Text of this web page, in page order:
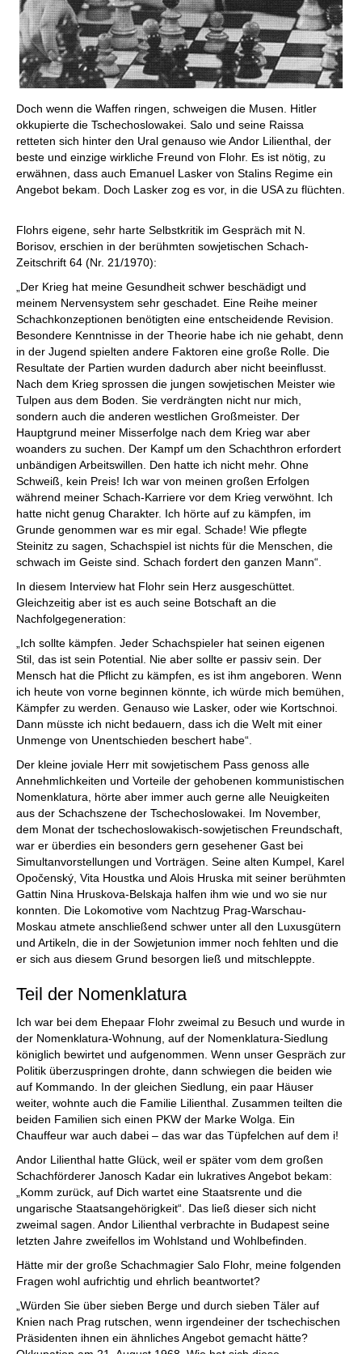
Doch wenn die Waffen ringen, schweigen die Musen. Hitler
okkupierte die Tschechoslowakei. Salo und seine Raissa
retteten sich hinter den Ural genauso wie Andor Lilienthal, der
beste und einzige wirkliche Freund von Flohr. Es ist nötig, zu
erwähnen, dass auch Emanuel Lasker von Stalins Regime ein
Angebot bekam. Doch Lasker zog es vor, in die USA zu flüchten.
Flohrs eigene, sehr harte Selbstkritik im Gespräch mit N.
Borisov, erschien in der berühmten sowjetischen Schach-
Zeitschrift 64 (Nr. 21/1970):
„Der Krieg hat meine Gesundheit schwer beschädigt und
meinem Nervensystem sehr geschadet. Eine Reihe meiner
Schachkonzeptionen benötigten eine entscheidende Revision.
Besondere Kenntnisse in der Theorie habe ich nie gehabt, denn
in der Jugend spielten andere Faktoren eine große Rolle. Die
Resultate der Partien wurden dadurch aber nicht beeinflusst.
Nach dem Krieg sprossen die jungen sowjetischen Meister wie
Tulpen aus dem Boden. Sie verdrängten nicht nur mich,
sondern auch die anderen westlichen Großmeister. Der
Hauptgrund meiner Misserfolge nach dem Krieg war aber
woanders zu suchen. Der Kampf um den Schachthron erfordert
unbändigen Arbeitswillen. Den hatte ich nicht mehr. Ohne
Schweiß, kein Preis! Ich war von meinen großen Erfolgen
während meiner Schach-Karriere vor dem Krieg verwöhnt. Ich
hatte nicht genug Charakter. Ich hörte auf zu kämpfen, im
Grunde genommen war es mir egal. Schade! Wie pflegte
Steinitz zu sagen, Schachspiel ist nichts für die Menschen, die
schwach im Geiste sind. Schach fordert den ganzen Mann“.
In diesem Interview hat Flohr sein Herz ausgeschüttet.
Gleichzeitig aber ist es auch seine Botschaft an die
Nachfolgegeneration:
„Ich sollte kämpfen. Jeder Schachspieler hat seinen eigenen
Stil, das ist sein Potential. Nie aber sollte er passiv sein. Der
Mensch hat die Pflicht zu kämpfen, es ist ihm angeboren. Wenn
ich heute von vorne beginnen könnte, ich würde mich bemühen,
Kämpfer zu werden. Genauso wie Lasker, oder wie Kortschnoi.
Dann müsste ich nicht bedauern, dass ich die Welt mit einer
Unmenge von Unentschieden beschert habe“.
Der kleine joviale Herr mit sowjetischem Pass genoss alle
Annehmlichkeiten und Vorteile der gehobenen kommunistischen
Nomenklatura, hörte aber immer auch gerne alle Neuigkeiten
aus der Schachszene der Tschechoslowakei. Im November,
dem Monat der tschechoslowakisch-sowjetischen Freundschaft,
war er überdies ein besonders gern gesehener Gast bei
Simultanvorstellungen und Vorträgen. Seine alten Kumpel, Karel
Opočenský, Vita Houstka und Alois Hruska mit seiner berühmten
Gattin Nina Hruskova-Belskaja halfen ihm wie und wo sie nur
konnten. Die Lokomotive vom Nachtzug Prag-Warschau-
Moskau atmete anschließend schwer unter all den Luxusgütern
und Artikeln, die in der Sowjetunion immer noch fehlten und die
er sich aus diesem Grund besorgen ließ und mitschleppte.
Teil der Nomenklatura
Ich war bei dem Ehepaar Flohr zweimal zu Besuch und wurde in
der Nomenklatura-Wohnung, auf der Nomenklatura-Siedlung
königlich bewirtet und aufgenommen. Wenn unser Gespräch zur
Politik überzuspringen drohte, dann schwiegen die beiden wie
auf Kommando. In der gleichen Siedlung, ein paar Häuser
weiter, wohnte auch die Familie Lilienthal. Zusammen teilten die
beiden Familien sich einen PKW der Marke Wolga. Ein
Chauffeur war auch dabei – das war das Tüpfelchen auf dem i!
Andor Lilienthal hatte Glück, weil er später vom dem großen
Schachförderer Janosch Kadar ein lukratives Angebot bekam:
„Komm zurück, auf Dich wartet eine Staatsrente und die
ungarische Staatsangehörigkeit“. Das ließ dieser sich nicht
zweimal sagen. Andor Lilienthal verbrachte in Budapest seine
letzten Jahre zweifellos im Wohlstand und Wohlbefinden.
Hätte mir der große Schachmagier Salo Flohr, meine folgenden
Fragen wohl aufrichtig und ehrlich beantwortet?
„Würden Sie über sieben Berge und durch sieben Täler auf
Knien nach Prag rutschen, wenn irgendeiner der tschechischen
Präsidenten ihnen ein ähnliches Angebot gemacht hätte?